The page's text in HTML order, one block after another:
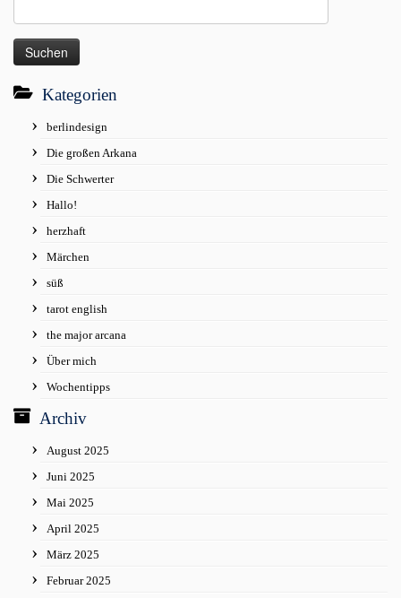
nach:
Kategorien
berlindesign
Die großen Arkana
Die Schwerter
Hallo!
herzhaft
Märchen
süß
tarot english
the major arcana
Über mich
Wochentipps
Archiv
August 2025
Juni 2025
Mai 2025
April 2025
März 2025
Februar 2025